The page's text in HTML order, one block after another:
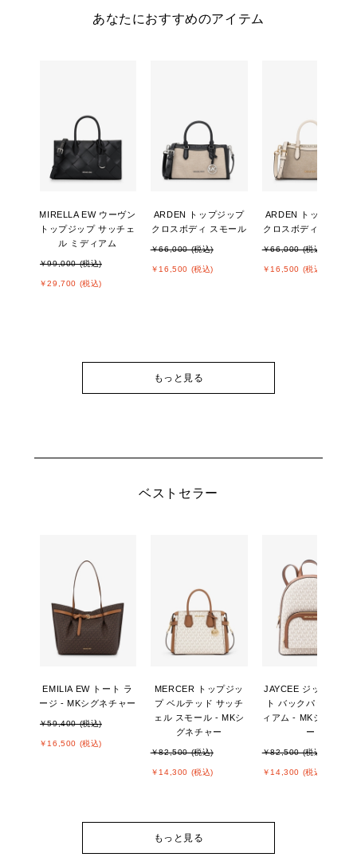
あなたにおすすめのアイテム
MIRELLA EW ウーヴン
トップジップ サッチェ
ル ミディアム
￥99,000 (税込)
￥29,700 (税込)
ARDEN トップジップ
クロスボディ スモール
￥66,000 (税込)
￥16,500 (税込)
ARDEN トップジップ
クロスボディ スモー
￥66,000 (税込)
￥16,500 (税込)
もっと見る
ベストセラー
EMILIA EW トート ラ
ージ - MKシグネチャー
￥59,400 (税込)
￥16,500 (税込)
MERCER トップジッ
プ ベルテッド サッチ
ェル スモール - MKシ
グネチャー
￥82,500 (税込)
￥14,300 (税込)
JAYCEE ジップポケッ
ト バックパック ミデ
ィアム - MKシグネチ
ー
￥82,500 (税込)
￥14,300 (税込)
もっと見る